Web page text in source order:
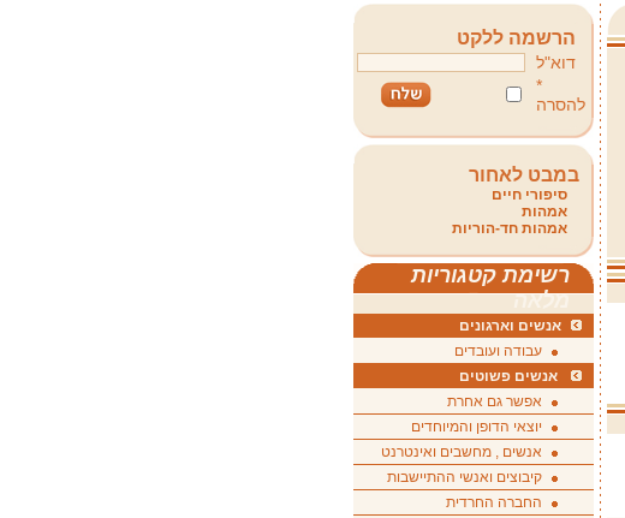
הרשמה ללקט
דוא"ל
*
להסרה
במבט לאחור
סיפורי חיים
אמהות
אמהות חד-הוריות
רשימת קטגוריות
מלאה
אנשים וארגונים
עבודה ועובדים
אנשים פשוטים
אפשר גם אחרת
יוצאי הדופן והמיוחדים
אנשים , מחשבים ואינטרנט
קיבוצים ואנשי ההתיישבות
החברה החרדית